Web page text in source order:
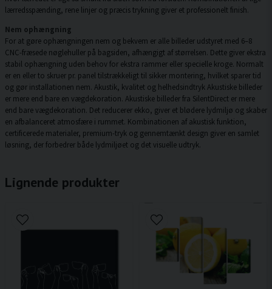
lærredsspænding, rene linjer og præcis trykning giver et professionelt finish.
Nem ophængning
For at gøre ophængningen nem og bekvem er alle billeder udstyret med 6–8
CNC-fræsede nøglehuller på bagsiden, afhængigt af størrelsen. Dette giver ekstra
stabil ophængning uden behov for ekstra rammer eller specielle kroge. Normalt
er en eller to skruer pr. panel tilstrækkeligt til sikker montering, hvilket sparer tid
og gør installationen nem. Akustik, kvalitet og helhedsindtryk Akustiske billeder
er mere end bare en vægdekoration. Akustiske billeder fra SilentDirect er mere
end bare vægdekoration. Det reducerer ekko, giver et blødere lydmiljø og skaber
en afbalanceret atmosfære i rummet. Kombinationen af akustisk funktion,
certificerede materialer, premium-tryk og gennemtænkt design giver en samlet
løsning, der forbedrer både lydmiljøet og det visuelle udtryk.
Lignende produkter